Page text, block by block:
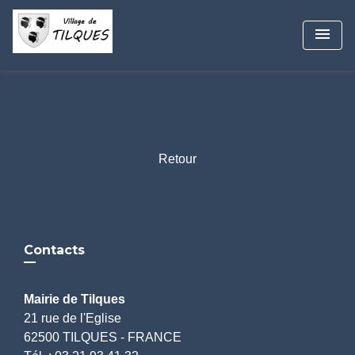
menu
Retour
Contacts
Mairie de Tilques
21 rue de l'Eglise
62500 TILQUES - FRANCE